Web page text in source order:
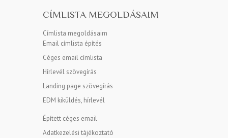
CÍMLISTA MEGOLDÁSAIM
Címlista megoldásaim
Email címlista építés
Céges email címlista
Hírlevél szövegírás
Landing page szövegírás
EDM kiküldés, hírlevél
Épített céges email
Adatkezelési tájékoztató